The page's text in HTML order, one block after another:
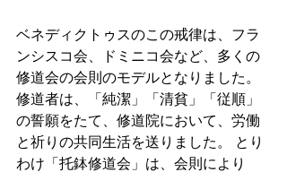
ベネディクトゥスのこの戒律は、フラ
ンシスコ会、ドミニコ会など、多くの
修道会の会則のモデルとなりました。
修道者は、「純潔」「清貧」「従順」
の誓願をたて、修道院において、労働
と祈りの共同生活を送りました。 とり
わけ「托鉢修道会」は、会則により